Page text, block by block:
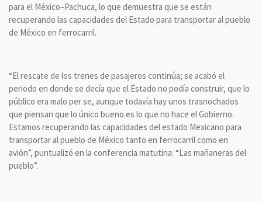
para el México–Pachuca, lo que demuestra que se están
recuperando las capacidades del Estado para transportar al pueblo
de México en ferrocarril.
“El rescate de los trenes de pasajeros continúa; se acabó el
periodo en donde se decía que el Estado no podía construir, que lo
público era malo per se, aunque todavía hay unos trasnochados
que piensan que lo único bueno es lo que no hace el Gobierno.
Estamos recuperando las capacidades del estado Mexicano para
transportar al pueblo de México tanto en ferrocarril como en
avión”, puntualizó en la conferencia matutina: “Las mañaneras del
pueblo”.